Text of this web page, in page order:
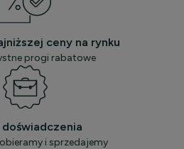
ceny na rynku
progi rabatowe
i sprzedajemy